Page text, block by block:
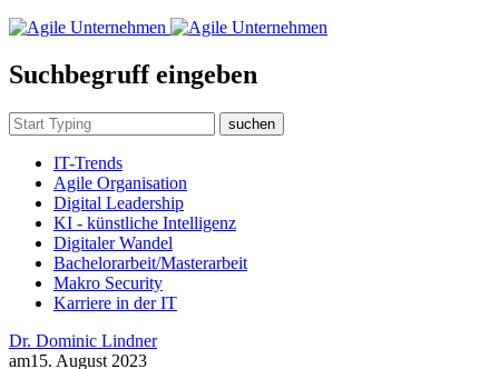
Suchbegruff eingeben
suchen
IT-Trends
Agile Organisation
Digital Leadership
KI - künstliche Intelligenz
Digitaler Wandel
Bachelorarbeit/Masterarbeit
Makro Security
Karriere in der IT
Dr. Dominic Lindner
am15. August 2023